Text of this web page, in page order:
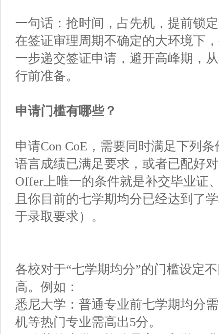
一句话：抢时间，占先机，提前锁
在签证审理周期不确定的大环境下
一步递交签证申请，避开高峰期，
行前准备。
申请门槛有哪些？
申请Con CoE，需要同时满足下列条
语言成绩已满足要求，或者已配好
Offer上唯一的条件就是补交毕业证
且你目前的七学期均分已经达到了
于录取要求）。
各校对于“七学期均分”的门槛设定
高。例如：
悉尼大学：普通专业前七学期均分
机等热门专业需高出5分。